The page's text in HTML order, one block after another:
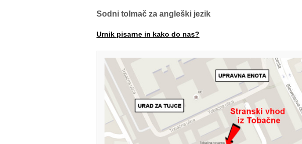
Sodni tolmač za angleški jezik
Urnik pisarne in kako do nas?